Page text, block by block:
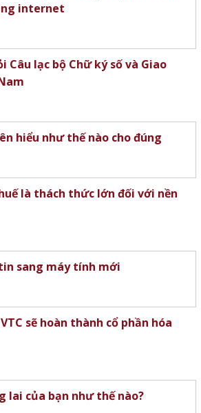
internet
Câu lạc bộ Chữ ký số và Giao
hiểu như thế nào cho đúng
là thách thức lớn đối với nền
sang máy tính mới
sẽ hoàn thành cổ phần hóa
lai của bạn như thế nào?